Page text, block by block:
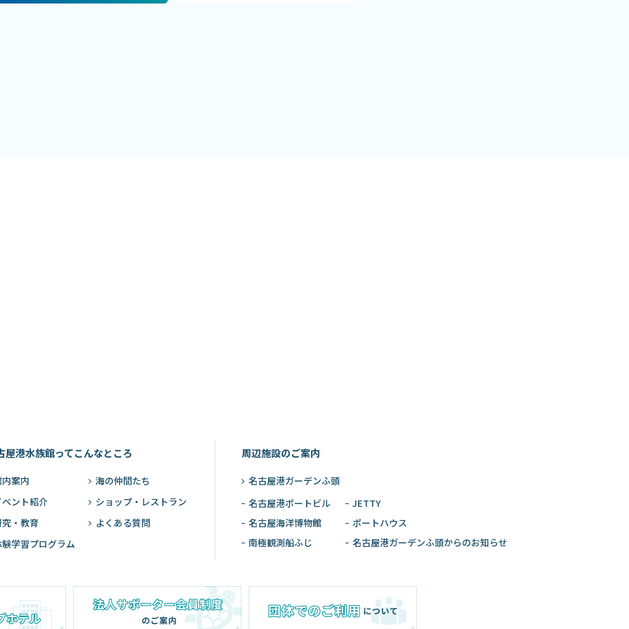
屋港水族館ってこんなところ
案内
海の仲間たち
ント紹介
ショップ・レストラン
・教育
よくある質問
学習プログラム
周辺施設のご案内
名古屋港ガーデンふ頭
名古屋港ポートビル
JETTY
名古屋海洋博物館
ポートハウス
南極観測船ふじ
名古屋港ガーデンふ頭からのお知らせ